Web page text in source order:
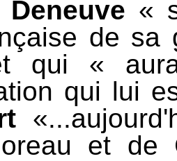
«
de sa
qui «
qui lui
et de